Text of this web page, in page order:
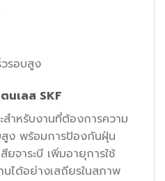
รอบสูง
เลส SKF
ำหรับงานที่ต้องการความ
สูง พร้อมการป้องกันฝุ่น
จาระบี เพิ่มอายุการใช้
นได้อย่างเสถียรในสภาพ